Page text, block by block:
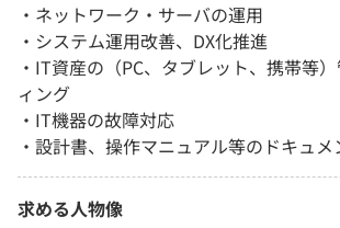
・ネットワーク・サーバの運用
・システム運用改善、DX化推進
・IT資産の（PC、タブレット、携帯等
ィング
・IT機器の故障対応
・設計書、操作マニュアル等のドキュ
求める人物像